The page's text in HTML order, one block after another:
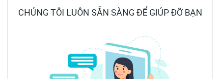
citronella (1 loại thảo dược đuỗi muỗi). Dùng cực tốt, tác
👉 Dầu mát dịu, ko nóng rát
CHÚNG TÔI LUÔN SẴN SÀNG ĐỂ GIÚP ĐỠ BẠN